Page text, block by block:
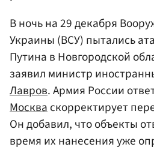
В ночь на 29 декабря
Украины (ВСУ) пытались
Путина в Новгородской
заявил министр
Лавров. Армия России
Москваскорректирует
Он добавил, что объекты
время их нанесения уже